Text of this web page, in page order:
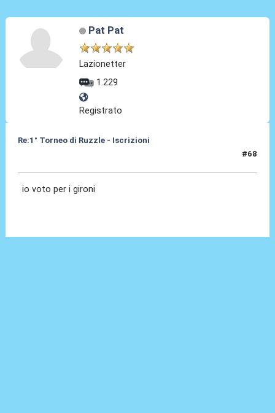
Pat Pat
Lazionetter
1.229
Registrato
Re:1° Torneo di Ruzzle - Iscrizioni
#68
io voto per i gironi